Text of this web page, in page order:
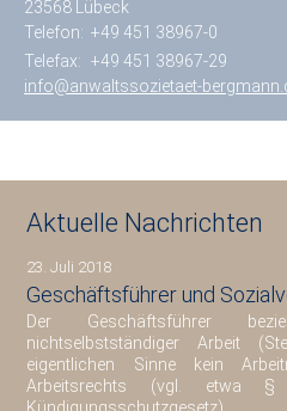
23568 Lübeck
Telefon: +49 451 38967-0
Telefax: +49 451 38967-29
info@anwaltssozietaet-
Aktuelle Nachrichten
23. Juli 2018
Geschäftsführer und
Der Geschäftsführer
nichtselbstständiger Arbeit
eigentlichen Sinne kein
Arbeitsrechts (vgl.